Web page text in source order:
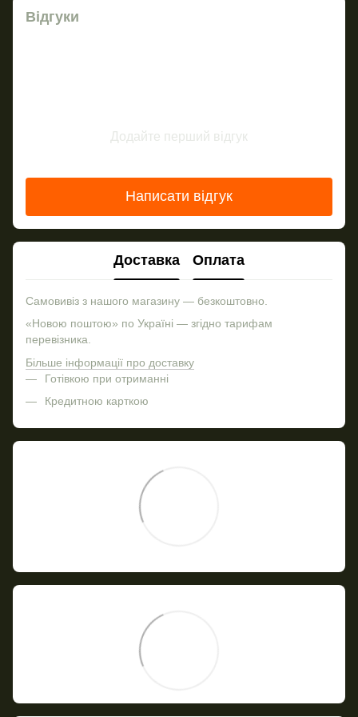
Відгуки
Додайте перший відгук
Написати відгук
Доставка Оплата
Самовивіз з нашого магазину — безкоштовно.
«Новою поштою» по Україні — згідно тарифам
перевізника.
Більше інформації про доставку
Готівкою при отриманні
Кредитною карткою